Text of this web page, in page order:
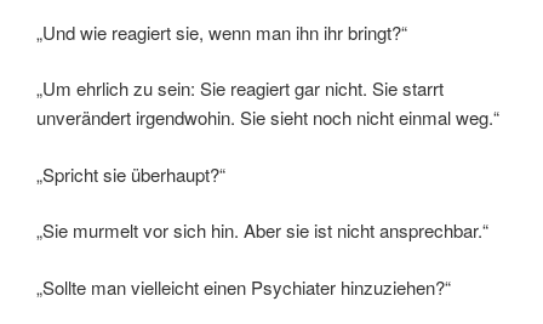
„Und wie reagiert sie, wenn man ihn ihr bringt?“
„Um ehrlich zu sein: Sie reagiert gar nicht. Sie starrt
unverändert irgendwohin. Sie sieht noch nicht einmal weg.“
„Spricht sie überhaupt?“
„Sie murmelt vor sich hin. Aber sie ist nicht ansprechbar.“
„Sollte man vielleicht einen Psychiater hinzuziehen?“